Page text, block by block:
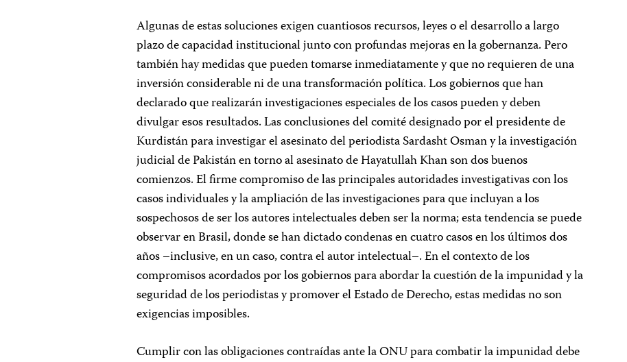
Algunas de estas soluciones exigen cuantiosos recursos, leyes o el desarrollo a largo
plazo de capacidad institucional junto con profundas mejoras en la gobernanza. Pero
también hay medidas que pueden tomarse inmediatamente y que no requieren de una
inversión considerable ni de una transformación política. Los gobiernos que han
declarado que realizarán investigaciones especiales de los casos pueden y deben
divulgar esos resultados. Las conclusiones del comité designado por el presidente de
Kurdistán para investigar el asesinato del periodista Sardasht Osman y la investigación
judicial de Pakistán en torno al asesinato de Hayatullah Khan son dos buenos
comienzos. El firme compromiso de las principales autoridades investigativas con los
casos individuales y la ampliación de las investigaciones para que incluyan a los
sospechosos de ser los autores intelectuales deben ser la norma; esta tendencia se puede
observar en Brasil, donde se han dictado condenas en cuatro casos en los últimos dos
años –inclusive, en un caso, contra el autor intelectual–. En el contexto de los
compromisos acordados por los gobiernos para abordar la cuestión de la impunidad y la
seguridad de los periodistas y promover el Estado de Derecho, estas medidas no son
exigencias imposibles.
Cumplir con las obligaciones contraídas ante la ONU para combatir la impunidad debe